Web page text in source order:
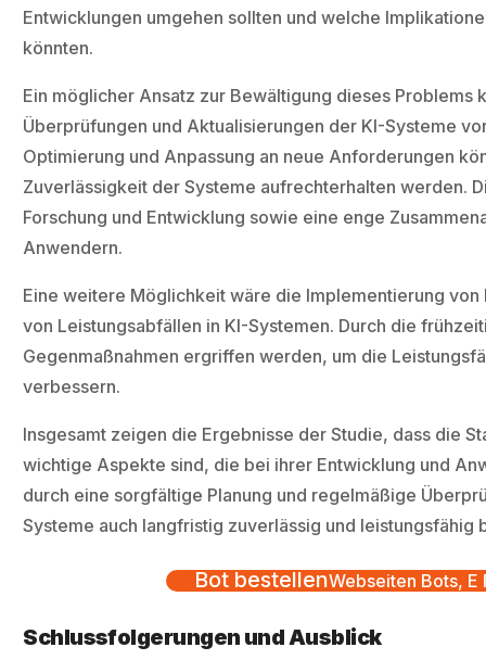
Entwicklungen umgehen sollten und welche
könnten.
Ein möglicher Ansatz zur Bewältigung dieses
Überprüfungen und Aktualisierungen der KI-Systeme
Optimierung und Anpassung an neue Anforderungen
Zuverlässigkeit der Systeme aufrechterhalten werden.
Forschung und Entwicklung sowie eine enge
Anwendern.
Eine weitere Möglichkeit wäre die Implementierung
von Leistungsabfällen in KI-Systemen. Durch die
Gegenmaßnahmen ergriffen werden, um die
verbessern.
Insgesamt zeigen die Ergebnisse der Studie, dass die
wichtige Aspekte sind, die bei ihrer Entwicklung und
durch eine sorgfältige Planung und regelmäßige
Systeme auch langfristig zuverlässig und leistungsfähig
Bot bestellenWebseiten Bots, E
Schlussfolgerungen und Ausblick